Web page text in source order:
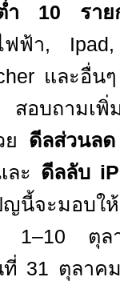
ำ 10 ราย
ฟฟ้า,
และอื่น
บถามเพิ่ม
ย ดีลส่วนลด
ละ ดีลลับ
นี้จะมอบใ
1–10 ตุ
ที่ 31 ตุลาค